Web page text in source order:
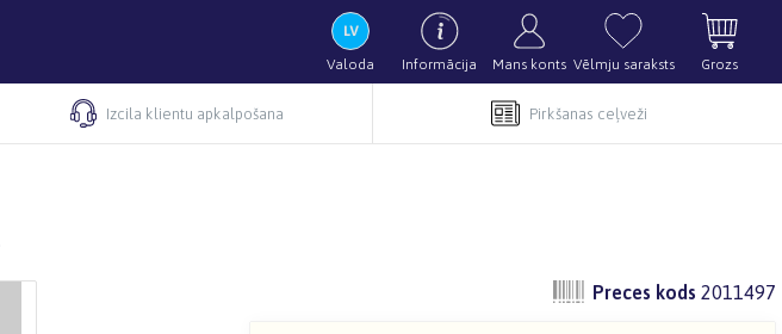
Valoda Informācija Mans konts Vēlmju saraksts Grozs
Izcila klientu apkalpošana Pirkšanas ceļveži
Preces kods 2011497